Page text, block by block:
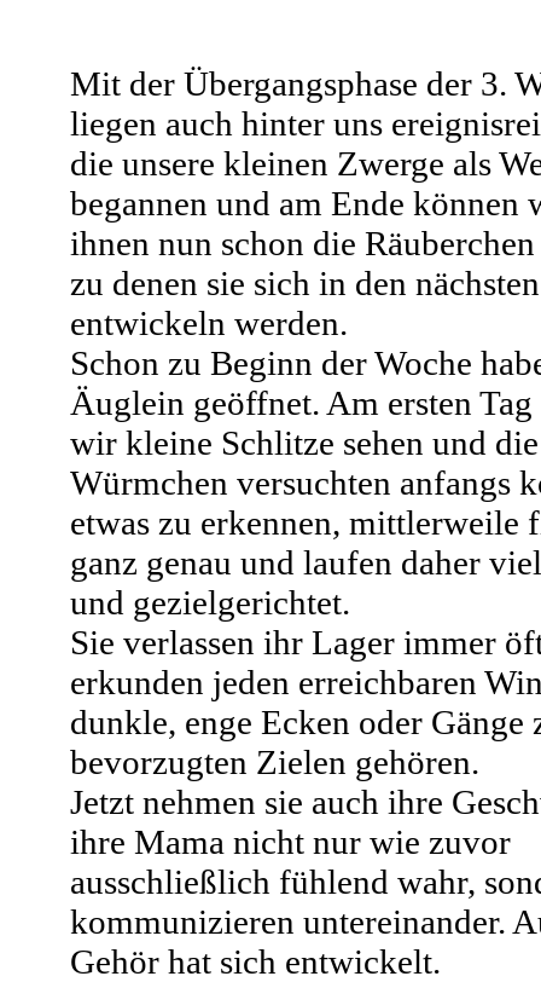
Mit der Übergangsphase der 3.
liegen auch hinter uns
die unsere kleinen Zwerge als
begannen und am Ende können
ihnen nun schon die
zu denen sie sich in den
entwickeln werden.
Schon zu Beginn der Woche
Äuglein geöffnet. Am ersten
wir kleine Schlitze sehen und
Würmchen versuchten anfangs
etwas zu erkennen, mittlerweile
ganz genau und laufen daher
und gezielgerichtet.
Sie verlassen ihr Lager immer
erkunden jeden erreichbaren
dunkle, enge Ecken oder Gänge
bevorzugten Zielen gehören.
Jetzt nehmen sie auch ihre
ihre Mama nicht nur wie zuvor
ausschließlich fühlend wahr,
kommunizieren untereinander.
Gehör hat sich entwickelt.